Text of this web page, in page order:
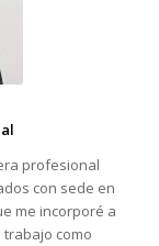
profesional
con sede en
me incorporé a
trabajo como